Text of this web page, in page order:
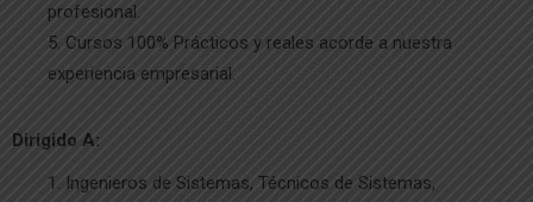
profesional.
Cursos 100% Prácticos y reales acorde a nuestra
experiencia empresarial.
Dirigido A:
Ingenieros de Sistemas, Técnicos de Sistemas,